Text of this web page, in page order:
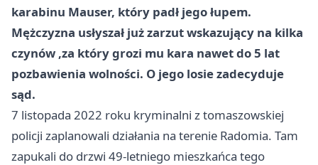
karabinu Mauser, który padł jego łupem.
Mężczyzna usłyszał już zarzut wskazujący na kilka
czynów ,za który grozi mu kara nawet do 5 lat
pozbawienia wolności. O jego losie zadecyduje
sąd.
7 listopada 2022 roku kryminalni z tomaszowskiej
policji zaplanowali działania na terenie Radomia. Tam
zapukali do drzwi 49-letniego mieszkańca tego